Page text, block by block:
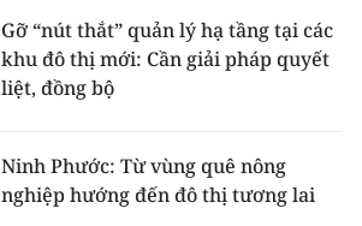
Gỡ “nút thắt” quản lý hạ tầng tại các
khu đô thị mới: Cần giải pháp quyết
liệt, đồng bộ
Ninh Phước: Từ vùng quê nông
nghiệp hướng đến đô thị tương lai